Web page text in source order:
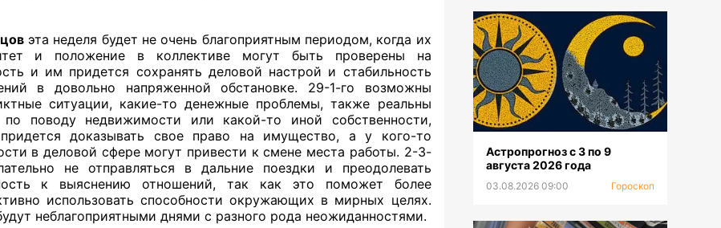
эта неделя будет не очень благоприятным периодом, когда их
и положение в коллективе могут быть проверены на
и им придется сохранять деловой настрой и стабильность
в довольно напряженной обстановке. 29-1-го возможны
ситуации, какие-то денежные проблемы, также реальны
поводу недвижимости или какой-то иной собственности,
доказывать свое право на имущество, а у кого-то
в деловой сфере могут привести к смене места работы. 2-3-
не отправляться в дальние поездки и преодолевать
к выяснению отношений, так как это поможет более
использовать способности окружающих в мирных целях.
неблагоприятными днями с разного рода неожиданностями.
Астропрогноз с 3 по 9
августа 2026 года
03.08.2026 09:00 Гороскоп